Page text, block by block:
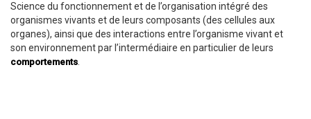
Science du fonctionnement et de l’organisation intégré des
organismes vivants et de leurs composants (des cellules aux
organes), ainsi que des interactions entre l’organisme vivant et
son environnement par l’intermédiaire en particulier de leurs
comportements